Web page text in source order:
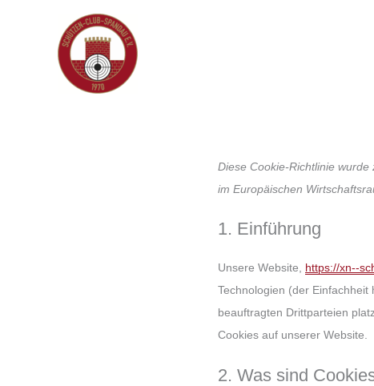
Diese Cookie-Richtlinie
im Europäischen
1. Einführung
Unsere Website, https://xn--
Technologien (der
beauftragten Drittparteien
Cookies auf unserer Website.
2. Was sind